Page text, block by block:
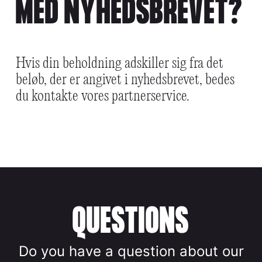
MED NYHEDSBREVET?
Hvis din beholdning adskiller sig fra det
beløb, der er angivet i nyhedsbrevet, bedes
du kontakte vores partnerservice.
QUESTIONS
Do you have a question about our